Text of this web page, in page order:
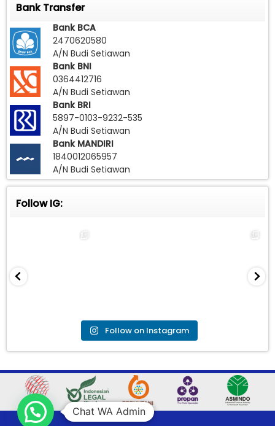
Bank Transfer
Bank BCA
2470620580
A/N Budi Setiawan
Bank BNI
0364412716
A/N Budi Setiawan
Bank BRI
5897-0103-9232-535
A/N Budi Setiawan
Bank MANDIRI
1840012065957
A/N Budi Setiawan
Follow IG:
Follow on Instagram
Chat WA Admin